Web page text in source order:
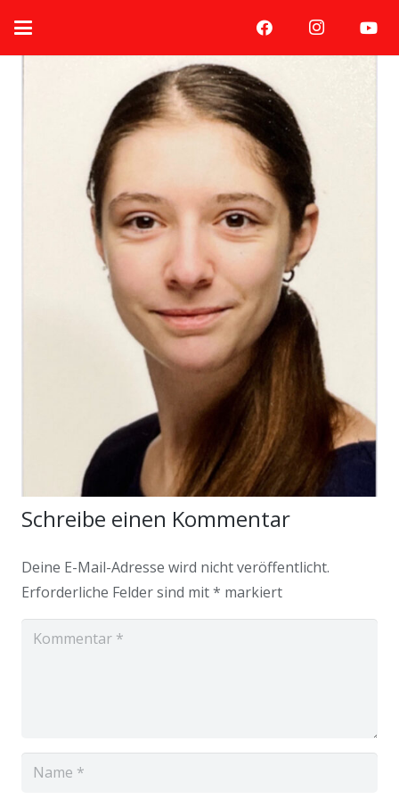
Schreibe einen Kommentar
Deine E-Mail-Adresse wird nicht veröffentlicht.
Erforderliche Felder sind mit* markiert